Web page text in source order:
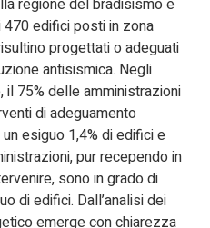
edifici posti in zona
progettati o adeguati
antisismica. Negli
il 75% delle amministrazioni
di adeguamento
esiguo 1,4% di edifici e
pur recependo in
sono in grado di
di edifici. Dall’analisi dei
emerge con chiarezza